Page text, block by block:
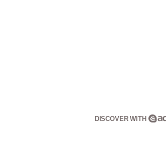
DISCOVER WITH